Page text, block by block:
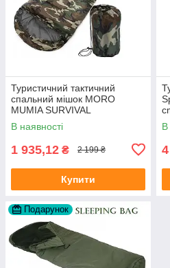
Туристичний тактичний
спальний мішок MORO
MUMIA SURVIVAL
В наявності
1 935,12 ₴ 2 199 ₴
Купити
В
Подарунок